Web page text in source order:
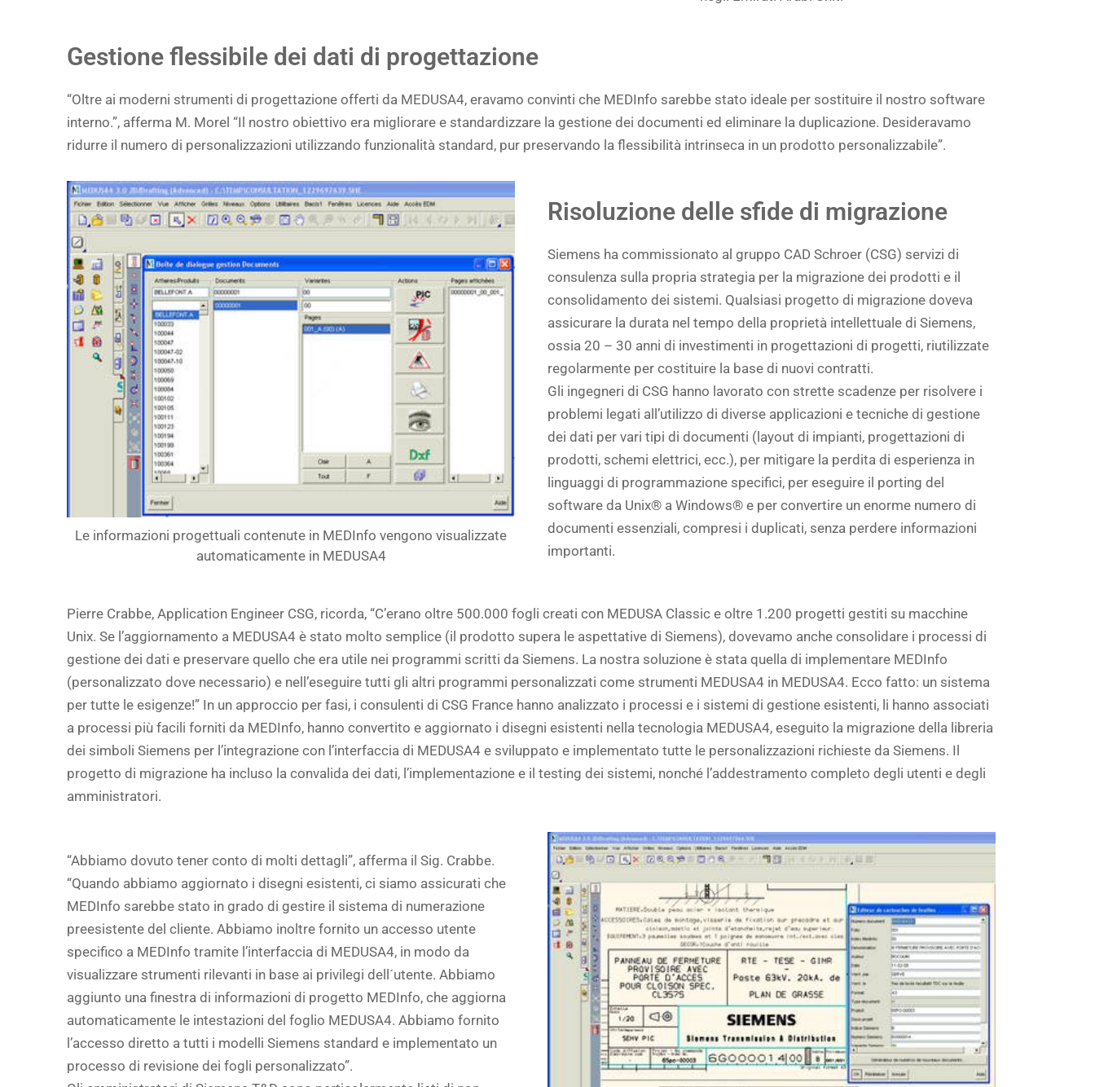
Gestione flessibile dei dati di progettazione
“Oltre ai moderni strumenti di progettazione offerti da MEDUSA4, eravamo convinti che MEDInfo sarebbe stato ideale per sostituire il nostro software
interno.”, afferma M. Morel “Il nostro obiettivo era migliorare e standardizzare la gestione dei documenti ed eliminare la duplicazione. Desideravamo
ridurre il numero di personalizzazioni utilizzando funzionalità standard, pur preservando la flessibilità intrinseca in un prodotto personalizzabile”.
Le informazioni progettuali contenute in MEDInfo vengono visualizzate
automaticamente in MEDUSA4
Risoluzione delle sfide di migrazione
Siemens ha commissionato al gruppo CAD Schroer (CSG) servizi di
consulenza sulla propria strategia per la migrazione dei prodotti e il
consolidamento dei sistemi. Qualsiasi progetto di migrazione doveva
assicurare la durata nel tempo della proprietà intellettuale di Siemens,
ossia 20 – 30 anni di investimenti in progettazioni di progetti, riutilizzate
regolarmente per costituire la base di nuovi contratti.
Gli ingegneri di CSG hanno lavorato con strette scadenze per risolvere i
problemi legati all’utilizzo di diverse applicazioni e tecniche di gestione
dei dati per vari tipi di documenti (layout di impianti, progettazioni di
prodotti, schemi elettrici, ecc.), per mitigare la perdita di esperienza in
linguaggi di programmazione specifici, per eseguire il porting del
software da Unix® a Windows® e per convertire un enorme numero di
documenti essenziali, compresi i duplicati, senza perdere informazioni
importanti.
Pierre Crabbe, Application Engineer CSG, ricorda, “C’erano oltre 500.000 fogli creati con MEDUSA Classic e oltre 1.200 progetti gestiti su macchine
Unix. Se l’aggiornamento a MEDUSA4 è stato molto semplice (il prodotto supera le aspettative di Siemens), dovevamo anche consolidare i processi di
gestione dei dati e preservare quello che era utile nei programmi scritti da Siemens. La nostra soluzione è stata quella di implementare MEDInfo
(personalizzato dove necessario) e nell’eseguire tutti gli altri programmi personalizzati come strumenti MEDUSA4 in MEDUSA4. Ecco fatto: un sistema
per tutte le esigenze!” In un approccio per fasi, i consulenti di CSG France hanno analizzato i processi e i sistemi di gestione esistenti, li hanno associati
a processi più facili forniti da MEDInfo, hanno convertito e aggiornato i disegni esistenti nella tecnologia MEDUSA4, eseguito la migrazione della libreria
dei simboli Siemens per l’integrazione con l’interfaccia di MEDUSA4 e sviluppato e implementato tutte le personalizzazioni richieste da Siemens. Il
progetto di migrazione ha incluso la convalida dei dati, l’implementazione e il testing dei sistemi, nonché l’addestramento completo degli utenti e degli
amministratori.
“Abbiamo dovuto tener conto di molti dettagli”, afferma il Sig. Crabbe.
“Quando abbiamo aggiornato i disegni esistenti, ci siamo assicurati che
MEDInfo sarebbe stato in grado di gestire il sistema di numerazione
preesistente del cliente. Abbiamo inoltre fornito un accesso utente
specifico a MEDInfo tramite l’interfaccia di MEDUSA4, in modo da
visualizzare strumenti rilevanti in base ai privilegi dell´utente. Abbiamo
aggiunto una finestra di informazioni di progetto MEDInfo, che aggiorna
automaticamente le intestazioni del foglio MEDUSA4. Abbiamo fornito
l’accesso diretto a tutti i modelli Siemens standard e implementato un
processo di revisione dei fogli personalizzato”.